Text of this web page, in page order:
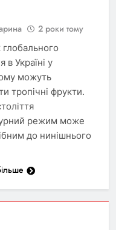
2 роки тому
глобального
в Україні у
можуть
тропічні фрукти.
режим може
до нинішнього